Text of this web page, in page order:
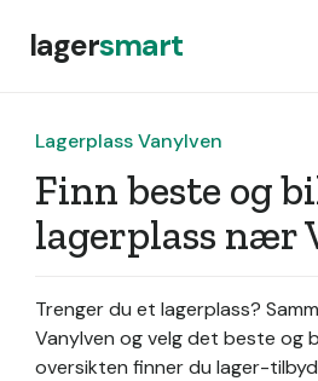
lagersmart
Lagerplass Vanylven
Finn beste og
lagerplass nær
Trenger du et lagerplass?
Vanylven og velg det beste og
oversikten finner du lager-